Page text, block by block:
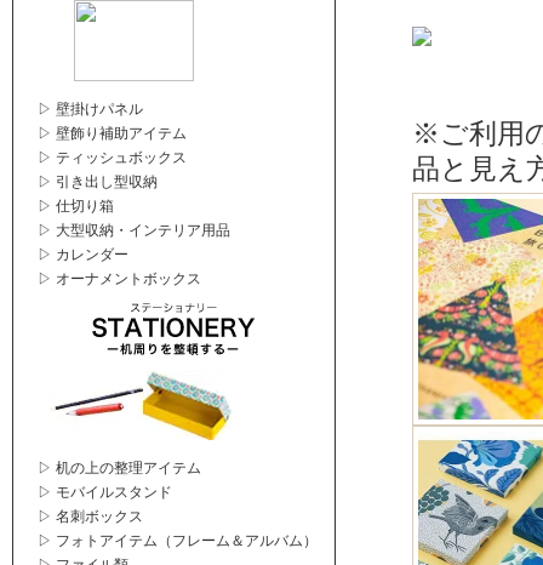
▷ 壁掛けパネル
▷ 壁飾り補助アイテム
▷ ティッシュボックス
▷ 引き出し型収納
▷ 仕切り箱
▷ 大型収納・インテリア用品
▷ カレンダー
▷ オーナメントボックス
▷ 机の上の整理アイテム
▷ モバイルスタンド
▷ 名刺ボックス
▷ フォトアイテム（フレーム＆アルバム）
※ご利用
品と見え